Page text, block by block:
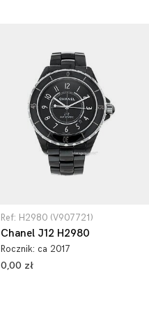
Ref: H2980 (V907721)
Chanel J12 H2980
Rocznik: ca 2017
0,00 zł